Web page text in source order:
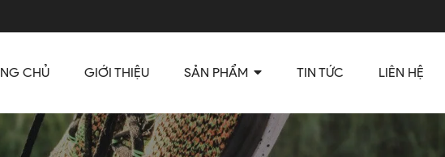
CHỦ GIỚI THIỆU SẢN PHẨM TIN TỨC LIÊN HỆ